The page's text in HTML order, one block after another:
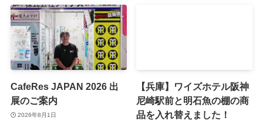
CafeRes JAPAN 2026 出
展のご案内
2026年8月1日
【兵庫】ワイズホテル阪神
尼崎駅前と明石魚の棚の商
品を入れ替えました！